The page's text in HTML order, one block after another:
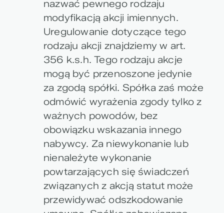
nazwać pewnego rodzaju
modyfikacją akcji imiennych.
Uregulowanie dotyczące tego
rodzaju akcji znajdziemy w art.
356 k.s.h. Tego rodzaju akcje
mogą być przenoszone jedynie
za zgodą spółki. Spółka zaś może
odmówić wyrażenia zgody tylko z
ważnych powodów, bez
obowiązku wskazania innego
nabywcy. Za niewykonanie lub
nienależyte wykonanie
powtarzających się świadczeń
związanych z akcją statut może
przewidywać odszkodowanie